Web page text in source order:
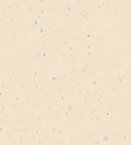
хранение
для одежды filter